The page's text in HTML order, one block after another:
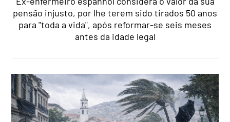
pensão injusto, por lhe terem sido tirados 50 anos
para "toda a vida", após reformar-se seis meses
antes da idade legal